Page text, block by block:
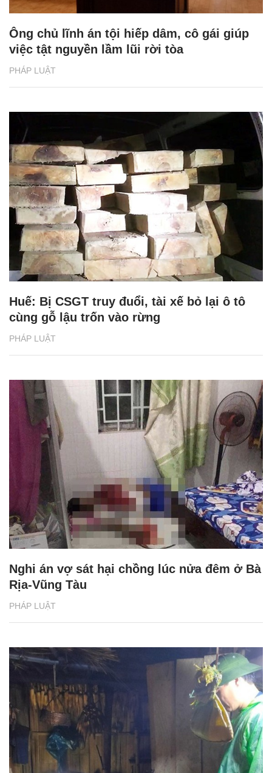
PHÁP LUẬT
Ông chủ lĩnh án tội hiếp dâm, cô gái giúp
việc tật nguyền lầm lũi rời tòa
PHÁP LUẬT
Huế: Bị CSGT truy đuổi, tài xế bỏ lại ô tô
cùng gỗ lậu trốn vào rừng
PHÁP LUẬT
Nghi án vợ sát hại chồng lúc nửa đêm ở Bà
Rịa-Vũng Tàu